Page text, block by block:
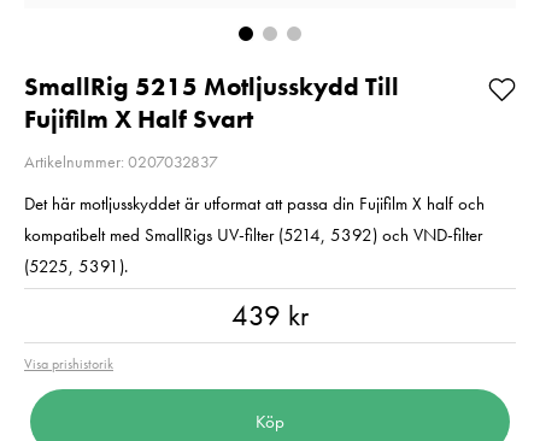
SmallRig 5215 Motljusskydd Till
Fujifilm X Half Svart
Artikelnummer: 0207032837
Det här motljusskyddet är utformat att passa din Fujifilm X half och
kompatibelt med SmallRigs UV-filter (5214, 5392) och VND-filter
(5225, 5391).
439 kr
Visa prishistorik
Köp